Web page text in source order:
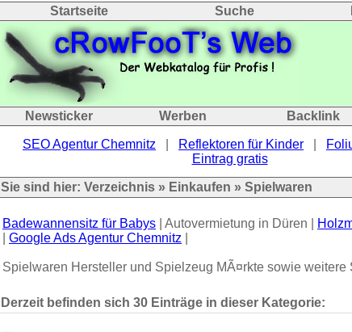
Startseite Suche
Newsticker Werben Backlink
SEO Agentur Chemnitz Reflektoren für Kinder
Eintrag gratis
Sie sind hier: Verzeichnis » Einkaufen » Spielwaren
Badewannensitz für Babys | Autovermietung in Düren |
Google Ads Agentur Chemnitz
Spielwaren Hersteller und Spielzeug MÃ¤rkte sowie
Derzeit befinden sich 30 Einträge in dieser Kategorie: